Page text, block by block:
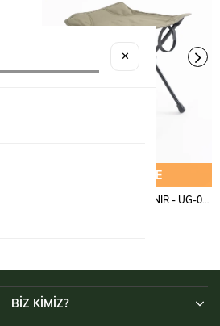
SEPETE EKLE
KAMP TABURESİ KATLANIR - UG-0012
BİZ KİMİZ?
✕